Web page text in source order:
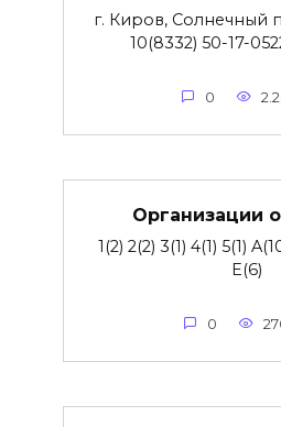
г. Киров, Солнечный
10(8332) 50-17-
0
Организации
1(2) 2(2) 3(1) 4(1) 5(1)
E(6)
0